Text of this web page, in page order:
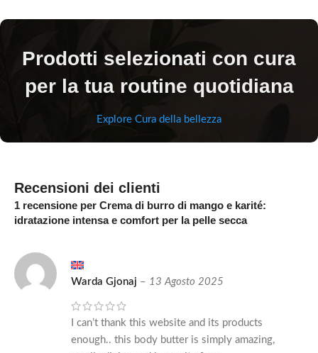
Prodotti selezionati con cura
per la tua routine quotidiana
Explore Cura della bellezza
Recensioni dei clienti
1 recensione per Crema di burro di mango e karité:
idratazione intensa e comfort per la pelle secca
Warda Gjonaj – 13 Agosto 2025
I can’t thank this website and its products
enough.. this body butter is simply amazing,